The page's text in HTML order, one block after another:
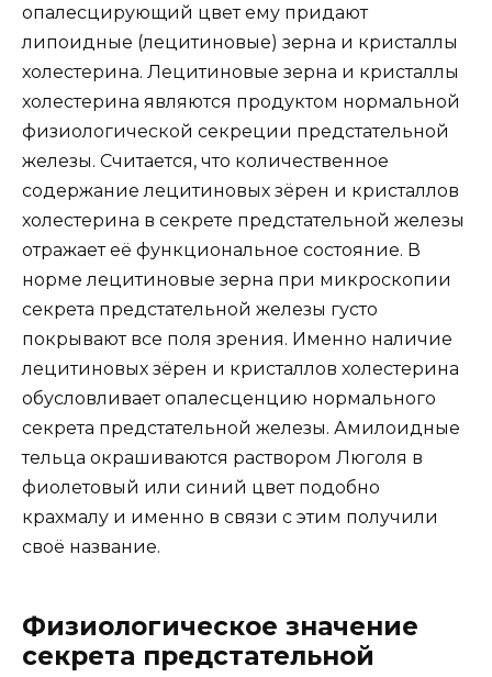
опалесцирующий цвет ему придают
липоидные (лецитиновые) зерна и кристаллы
холестерина. Лецитиновые зерна и кристаллы
холестерина являются продуктом нормальной
физиологической секреции предстательной
железы. Считается, что количественное
содержание лецитиновых зёрен и кристаллов
холестерина в секрете предстательной железы
отражает её функциональное состояние. В
норме лецитиновые зерна при микроскопии
секрета предстательной железы густо
покрывают все поля зрения. Именно наличие
лецитиновых зёрен и кристаллов холестерина
обусловливает опалесценцию нормального
секрета предстательной железы. Амилоидные
тельца окрашиваются раствором Люголя в
фиолетовый или синий цвет подобно
крахмалу и именно в связи с этим получили
своё название.
Физиологическое значение
секрета предстательной